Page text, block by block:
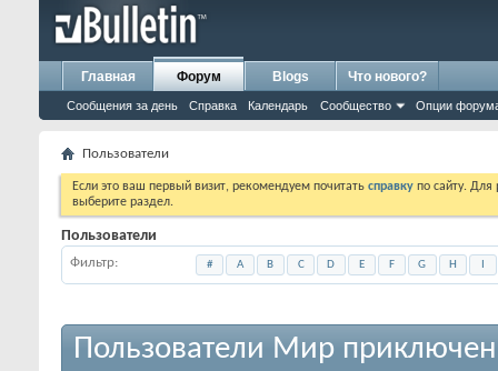
Главная Форум
Сообщения за день Справка Календарь Сообщество Опции
Blogs Что нового?
Пользователи
Если это ваш первый визит, рекомендуем почитать справку по сайту.
выберите раздел.
Пользователи
Фильтр # A B C D E F G H
Пользователи Мир